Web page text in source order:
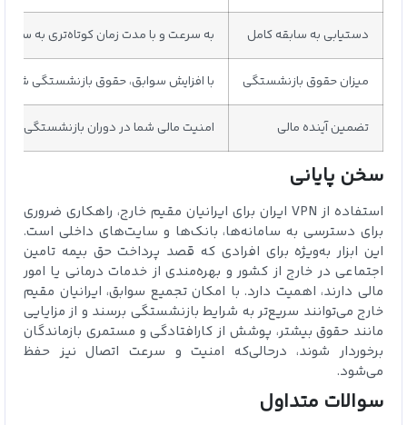
دستیابی به سابقه کامل به سرعت و با مدت زمان کوتاه‌تری به
میزان حقوق بازنشستگی با افزایش سوابق، حقوق بازنشستگی شما
تضمین آینده مالی امنیت مالی شما در دوران بازنشستگی
سخن پایانی
استفاده از VPN ایران برای ایرانیان مقیم خارج، راهکاری ضروری
برای دسترسی به سامانه‌ها، بانک‌ها و سایت‌های داخلی است.
این ابزار به‌ویژه برای افرادی که قصد پرداخت حق بیمه تامین
اجتماعی در خارج از کشور و بهره‌مندی از خدمات درمانی یا امور
مالی دارند، اهمیت دارد. با امکان تجمیع سوابق، ایرانیان مقیم
خارج می‌توانند سریع‌تر به شرایط بازنشستگی برسند و از مزایایی
مانند حقوق بیشتر، پوشش از کارافتادگی و مستمری بازماندگان
برخوردار شوند، درحالی‌که امنیت و سرعت اتصال نیز حفظ
می‌شود.
سوالات متداول